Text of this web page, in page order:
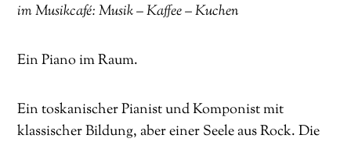
im Musikcafé: Musik – Kaffee – Kuchen
Ein Piano im Raum.
Ein toskanischer Pianist und Komponist mit
klassischer Bildung, aber einer Seele aus Rock. Die